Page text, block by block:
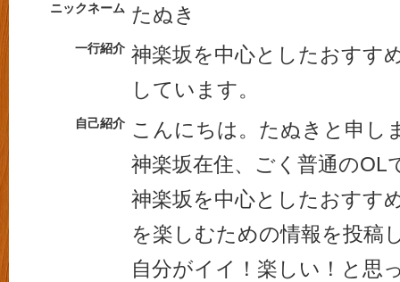
ニックネーム たぬき
一行紹介 神楽坂を中心としたおすす
しています。
自己紹介 こんにちは。たぬきと申し
神楽坂在住、ごく普通のOL
神楽坂を中心としたおすす
を楽しむための情報を投稿
自分がイイ！楽しい！と思